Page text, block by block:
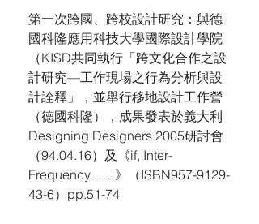
第一次跨國、跨校設計研究：與德
國科隆應用科技大學國際設計學院
（KISD共同執行「跨文化合作之設
計研究—工作現場之行為分析與設
計詮釋」，並舉行移地設計工作營
（德國科隆），成果發表於義大利
Designing Designers 2005研討會
（94.04.16）及《if, Inter-
Frequency……》（ISBN957-9129-
43-6）pp.51-74